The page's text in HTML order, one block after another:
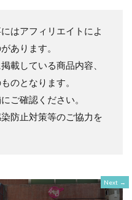
はアフィリエイトによ
あります。
載している商品内容、
のとなります。
ご確認ください。
防止対策等のご協力を
Next